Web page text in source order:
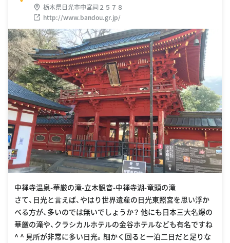
栃木県日光市中宮祠２５７８
http://www.bandou.gr.jp/
中禅寺温泉-華厳の滝-立木観音-中禅寺湖-竜頭の滝
さて、日光と言えば、やはり世界遺産の日光東照宮を思い浮か
べる方が、多いのでは無いでしょうか？ 他にも日本三大名爆の
華厳の滝や、クラシカルホテルの金谷ホテルなども有名ですね
^ ^ 見所が非常に多い日光。細かく回ると一泊二日だと足りな